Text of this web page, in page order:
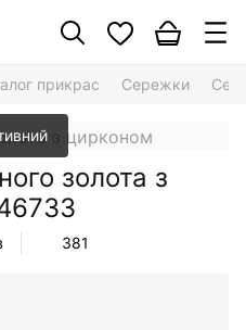
прикрас Сережки
золота з
381